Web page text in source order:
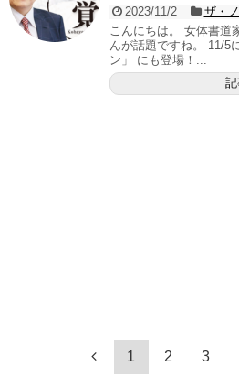
2023/11/2 ザ・
こんにちは。 女体書道
んが話題ですね。 11/5
ン」 にも登場！...
1 2 3